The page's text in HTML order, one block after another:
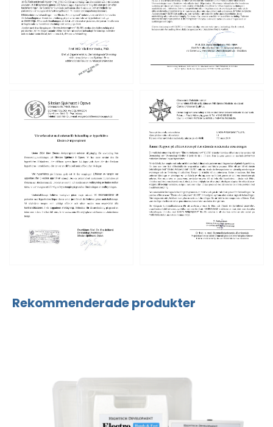
Rekommenderade produkter